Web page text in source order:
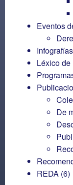
Eventos
Infografías
Léxico
De
REDA (6)